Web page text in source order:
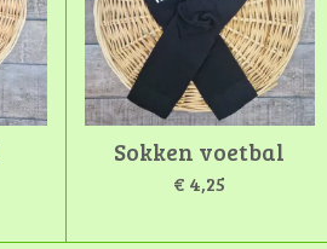
Sokken voetbal
€ 4,25